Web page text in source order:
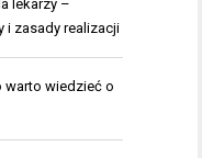
lekarzy –
i zasady realizacji
warto wiedzieć o